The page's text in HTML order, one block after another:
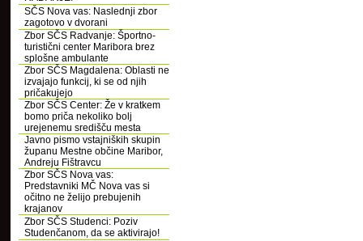
SČS Nova vas: Naslednji zbor
zagotovo v dvorani
Zbor SČS Radvanje: Športno-
turistični center Maribora brez
splošne ambulante
Zbor SČS Magdalena: Oblasti ne
izvajajo funkcij, ki se od njih
pričakujejo
Zbor SČS Center: Že v kratkem
bomo priča nekoliko bolj
urejenemu središču mesta
Javno pismo vstajniških skupin
županu Mestne občine Maribor,
Andreju Fištravcu
Zbor SČS Nova vas:
Predstavniki MČ Nova vas si
očitno ne želijo prebujenih
krajanov
Zbor SČS Studenci: Poziv
Studenčanom, da se aktivirajo!